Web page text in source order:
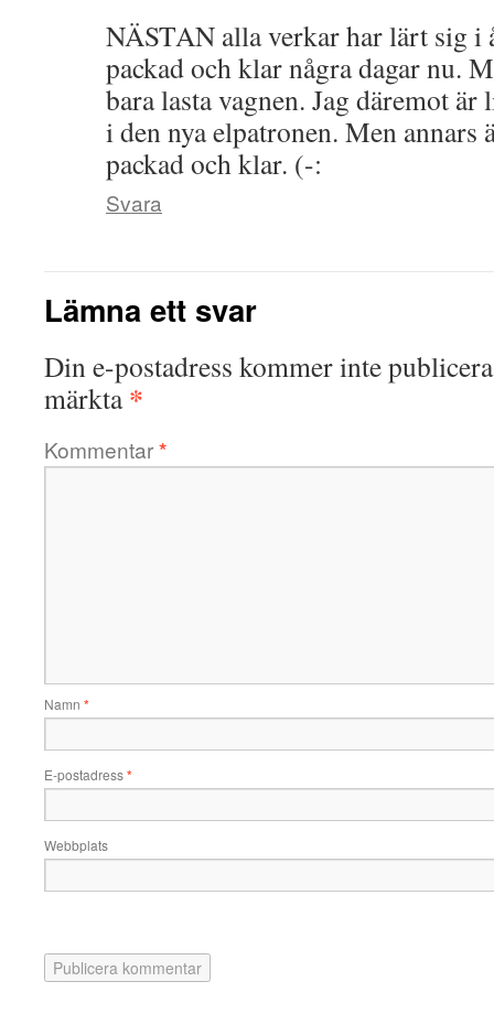
NÄSTAN alla verkar har lärt sig i
packad och klar några dagar nu.
bara lasta vagnen. Jag däremot
i den nya elpatronen. Men annars
packad och klar. (-:
Svara
Lämna ett svar
Din e-postadress kommer inte
märkta*
Kommentar*
Namn *
E-postadress*
Webbplats